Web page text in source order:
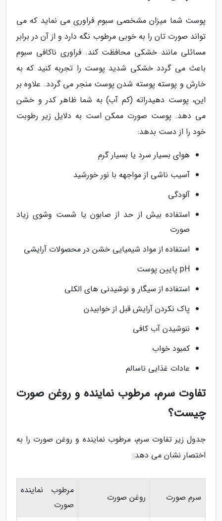
پوست شما میزان مشخصی سبوم فراوری می نماید که می
تواند صورت تان را به خوبی مرطوب نگه دارد و از آن در برابر
مسائلی مانند خشکی محافظت کند. فراوری ناکافی سبوم
باعث می گردد خشکی شدید پوست را تجربه کنید که به
خارش و پوسته پوسته شدن پوست منجر می گردد. علاوه بر
این، پوست دهیدراته (کم آب) به شما ظاهر کدر و خشن
می دهد. پوست صورت ممکن است به دلایل زیر رطوبت
خود را از دست بدهد:
هوای بسیار سرد یا بسیار گرم
آسیب ناشی از مواجهه با نور خورشید
آلودگی
استفاده بیش از حد از صابون یا شست وشوی زیاد
صورت
استفاده از مواد شیمیایی خشن در محصولات آرایشی
pH پایین پوست
استفاده از سیگار و نوشیدنی های الکلی
پاک نکردن آرایش قبل از خوابیدن
ننوشیدن آب کافی
کمبود خواب
عادات غذایی ناسالم
تفاوت سرم، مرطوب نماینده و روغن صورت
چیست؟
جدول زیر تفاوت سرم، مرطوب نماینده و روغن صورت را به
اختصار نشان می دهد:
سرم صورت روغن صورت
مرطوب نماینده
صورت